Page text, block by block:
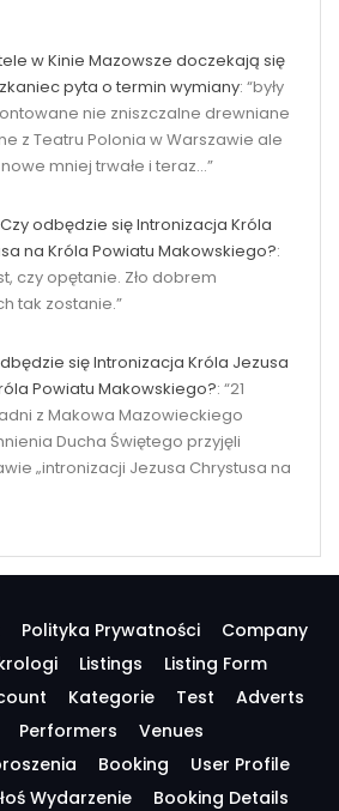
w Kinie Mazowsze doczekają się
pyta o termin wymiany: “były
nie zniszczalne drewniane
z Teatru Polonia w Warszawie ale
mniej trwałe i teraz…”
Czy odbędzie się Intronizacja Króla
na Króla Powiatu Makowskiego?:
czy opętanie. Zło dobrem
tak zostanie.”
się Intronizacja Króla Jezusa
Powiatu Makowskiego?: “21
z Makowa Mazowieckiego
Ducha Świętego przyjęli
„intronizacji Jezusa Chrystusa na
Polityka Prywatności
Company
Listings
Listing Form
Kategorie Test
Adverts
Performers
Venues
Booking
User Profile
Wydarzenie Booking Details